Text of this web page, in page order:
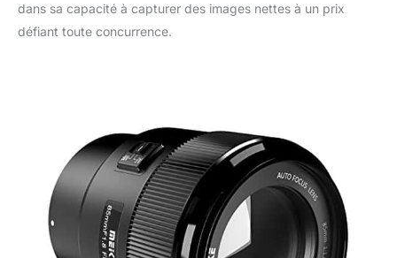
dans sa capacité à capturer des images nettes à un prix
défiant toute concurrence.